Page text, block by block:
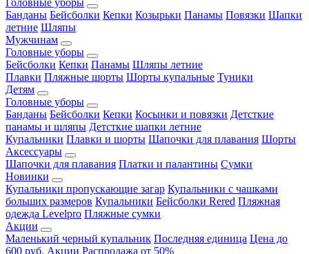
Головные уборы
Банданы Бейсболки Кепки Козырьки Панамы Повязки Шапки
летние Шляпы
Мужчинам
Головные уборы
Бейсболки Кепки Панамы Шляпы летние
Плавки Пляжные шорты Шорты купальные Туники
Детям
Головные уборы
Банданы Бейсболки Кепки Косынки и повязки Детсткие
панамы и шляпы Детсткие шапки летние
Купальники Плавки и шорты Шапочки для плавания Шорты
Аксессуары
Шапочки для плавания Платки и палантины Сумки
Новинки
Купальники пропускающие загар Купальники с чашками
больших размеров Купальники Бейсболки Rered Пляжная
одежда Levelpro Пляжные сумки
Акции
Маленький черный купальник Последняя единица Цена до
600 руб. Акции Распродажа от 50%